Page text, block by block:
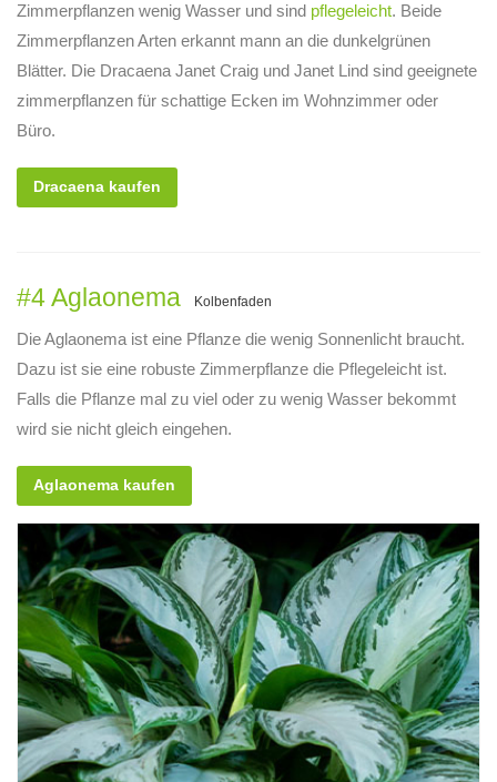
Zimmerpflanzen wenig Wasser und sind pflegeleicht. Beide
Zimmerpflanzen Arten erkannt mann an die dunkelgrünen
Blätter. Die Dracaena Janet Craig und Janet Lind sind geeignete
zimmerpflanzen für schattige Ecken im Wohnzimmer oder
Büro.
Dracaena kaufen
#4 Aglaonema Kolbenfaden
Die Aglaonema ist eine Pflanze die wenig Sonnenlicht braucht.
Dazu ist sie eine robuste Zimmerpflanze die Pflegeleicht ist.
Falls die Pflanze mal zu viel oder zu wenig Wasser bekommt
wird sie nicht gleich eingehen.
Aglaonema kaufen